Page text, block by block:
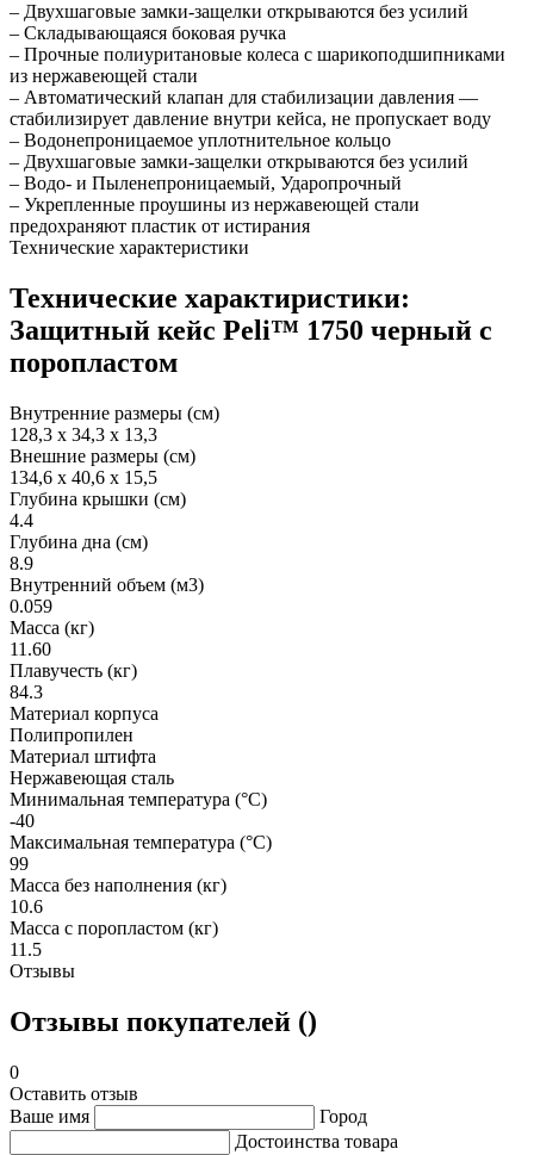
– Двухшаговые замки-защелки открываются без усилий
– Складывающаяся боковая ручка
– Прочные полиуритановые колеса с шарикоподшипниками
из нержавеющей стали
– Автоматический клапан для стабилизации давления —
стабилизирует давление внутри кейса, не пропускает воду
– Водонепроницаемое уплотнительное кольцо
– Двухшаговые замки-защелки открываются без усилий
– Водо- и Пыленепроницаемый, Ударопрочный
– Укрепленные проушины из нержавеющей стали
предохраняют пластик от истирания
Технические характеристики
Технические характиристики:
Защитный кейс Peli™ 1750 черный с
поропластом
Внутренние размеры (см)
128,3 x 34,3 x 13,3
Внешние размеры (см)
134,6 x 40,6 x 15,5
Глубина крышки (см)
4.4
Глубина дна (см)
8.9
Внутренний объем (м3)
0.059
Масса (кг)
11.60
Плавучесть (кг)
84.3
Материал корпуса
Полипропилен
Материал штифта
Нержавеющая сталь
Минимальная температура (°C)
-40
Максимальная температура (°C)
99
Масса без наполнения (кг)
10.6
Масса с поропластом (кг)
11.5
Отзывы
Отзывы покупателей ()
0
Оставить отзыв
Ваше имя
Город
Достоинства товара